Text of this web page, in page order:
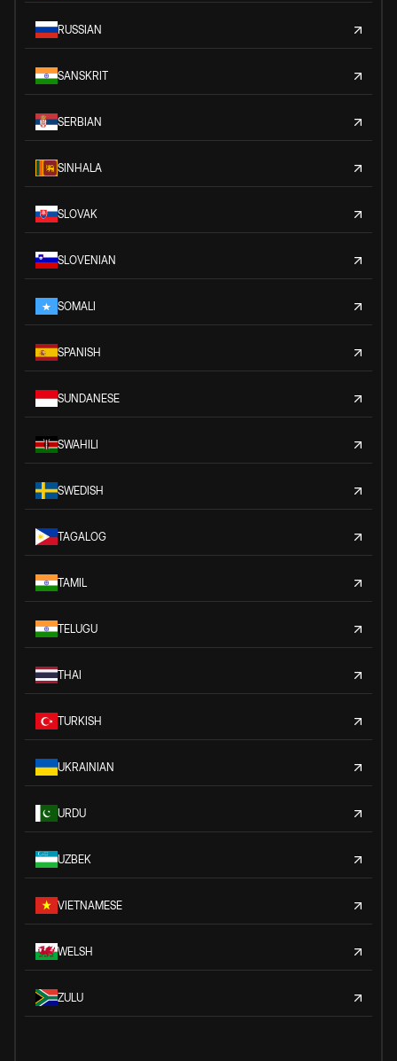
RUSSIAN
SANSKRIT
SERBIAN
SINHALA
SLOVAK
SLOVENIAN
SOMALI
SPANISH
SUNDANESE
SWAHILI
SWEDISH
TAGALOG
TAMIL
TELUGU
THAI
TURKISH
UKRAINIAN
URDU
UZBEK
VIETNAMESE
WELSH
ZULU